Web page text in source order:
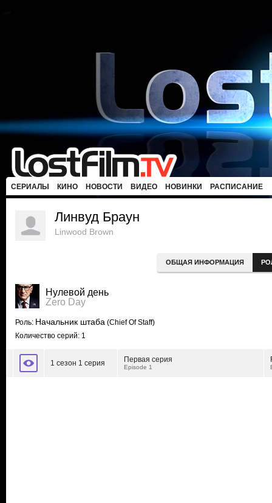
СЕРИАЛЫ КИНО НОВОСТИ ВИДЕО НОВИНКИ РАСПИСАНИЕ
Линвуд Браун
Linwood Brown
ОБЩАЯ ИНФОРМАЦИЯ
Нулевой день
Zero Day
Роль: Начальник штаба (Chief Of Staff)
Количество серий: 1
1 сезон 1 серия Первая серия
Episode 1